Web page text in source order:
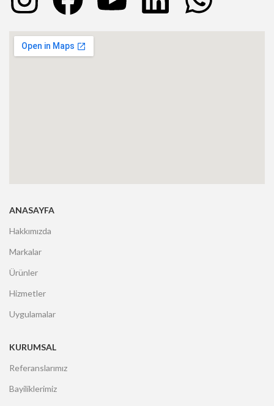
ANASAYFA
Hakkımızda
Markalar
Ürünler
Hizmetler
Uygulamalar
KURUMSAL
Referanslarımız
Bayiliklerimiz